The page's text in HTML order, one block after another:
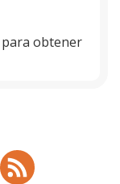
para obtener